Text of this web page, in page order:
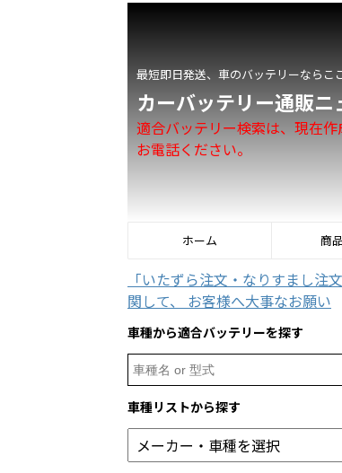
最短即日発送、車のバッテリーならこ
カーバッテリー通販ニ
適合バッテリー検索は、現在作
お電話ください。
ホーム 商
「いたずら注文・なりすまし注
関して、 お客様へ大事なお願い
車種から適合バッテリーを探す
Search
for:
車種リストから探す